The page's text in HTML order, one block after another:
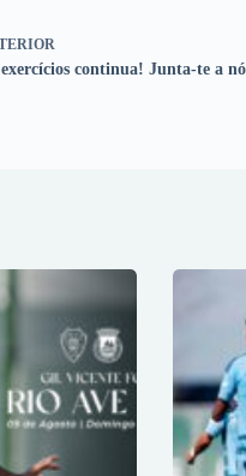
continua! Junta-te a